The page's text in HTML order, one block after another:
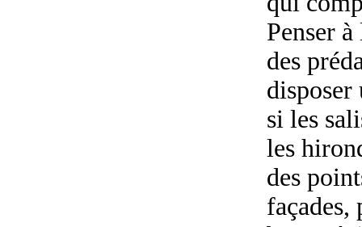
Penser
des
disposer
si les
les
des